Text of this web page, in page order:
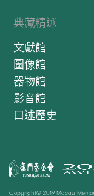
典藏精選
文獻館
圖像館
器物館
影音館
口述歷史
Copyright© 2019 Macau